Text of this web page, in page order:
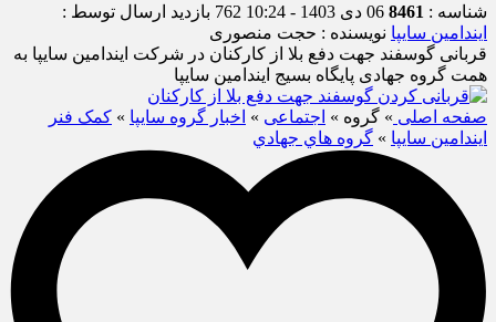
شناسه : 8461 06 دی 1403 - 10:24
ارسال توسط :
ایندامین سایپا نویسنده : حجت منصوری
قربانی گوسفند جهت دفع بلا از کارکنان در شرکت ایندامین سایپا به
همت گروه جهادی پایگاه بسیج ایندامین سایپا
صفحه اصلی » گروه » اجتماعی » اخبار گروه سایپا » کمک فنر
ایندامین سایپا » گروه هاي جهادي